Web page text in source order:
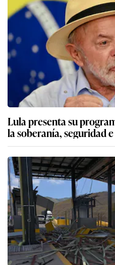
Lula presenta su
la soberanía, seguridad